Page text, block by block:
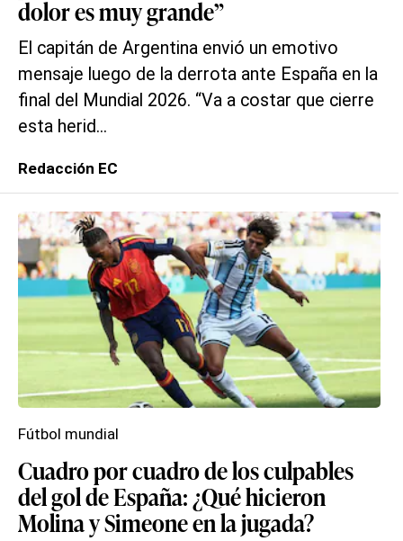
dolor es muy grande”
El capitán de Argentina envió un emotivo
mensaje luego de la derrota ante España en la
final del Mundial 2026. “Va a costar que cierre
esta herid...
Redacción EC
Cuadro por cuadro de los culpables
del gol de España: ¿Qué hicieron
Molina y Simeone en la jugada?
Fútbol mundial